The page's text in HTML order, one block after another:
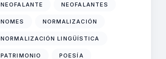
NEOFALANTE NEOFALANTES
NOMES NORMALIZACIÓN
NORMALIZACIÓN LINGÜÍSTICA
PATRIMONIO POESÍA